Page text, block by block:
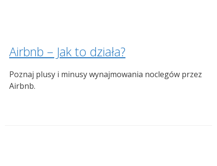
Airbnb – Jak to działa?
Poznaj plusy i minusy wynajmowania noclegów przez
Airbnb.